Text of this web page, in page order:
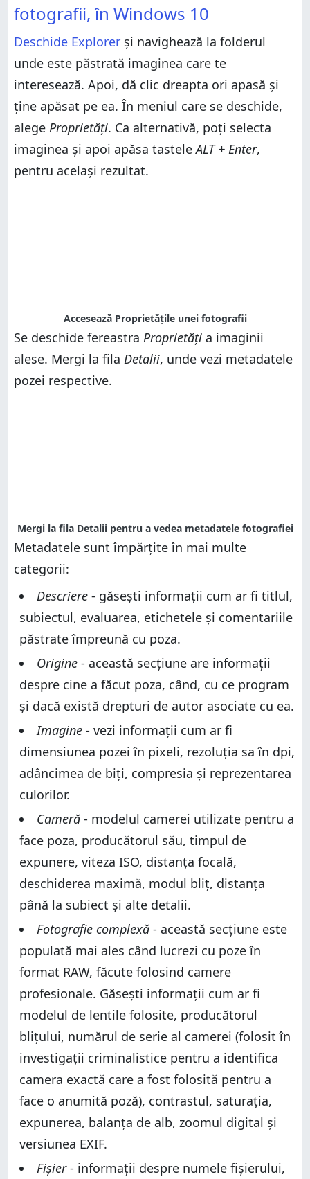
Ai reușit să adaugi metadate în fotografiile tale?
fotografii, în Windows 10
Deschide Explorer și navighează la folderul
unde este păstrată imaginea care te
interesează. Apoi, dă clic dreapta ori apasă și
ține apăsat pe ea. În meniul care se deschide,
alege Proprietăți. Ca alternativă, poți selecta
imaginea și apoi apăsa tasteleALT + Enter,
pentru același rezultat.
Accesează Proprietățile unei fotografii
Se deschide fereastra Proprietăți a imaginii
alese. Mergi la fila Detalii, unde vezi metadatele
pozei respective.
Mergi la fila Detalii pentru a vedea metadatele fotografiei
Metadatele sunt împărțite în mai multe
categorii:
Descriere - găsești informații cum ar fi titlul,
subiectul, evaluarea, etichetele și comentariile
păstrate împreună cu poza.
Origine - această secțiune are informații
despre cine a făcut poza, când, cu ce program
și dacă există drepturi de autor asociate cu ea.
Imagine - vezi informații cum ar fi
dimensiunea pozei în pixeli, rezoluția sa în dpi,
adâncimea de biți, compresia și reprezentarea
culorilor.
Cameră - modelul camerei utilizate pentru a
face poza, producătorul său, timpul de
expunere, viteza ISO, distanța focală,
deschiderea maximă, modul bliț, distanța
până la subiect și alte detalii.
Fotografie complexă - această secțiune este
populată mai ales când lucrezi cu poze în
format RAW, făcute folosind camere
profesionale. Găsești informații cum ar fi
modelul de lentile folosite, producătorul
blițului, numărul de serie al camerei (folosit în
investigații criminalistice pentru a identifica
camera exactă care a fost folosită pentru a
face o anumită poză), contrastul, saturația,
expunerea, balanța de alb, zoomul digital și
versiunea EXIF.
Fișier- informații despre numele fișierului,